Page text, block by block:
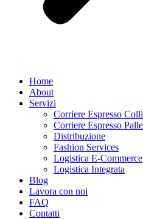
Home
About
Servizi
Corriere Espresso Colli
Corriere Espresso
Distribuzione
Fashion Services
Logistica E-Commerce
Logistica Integrata
Blog
Lavora con noi
FAQ
Contatti